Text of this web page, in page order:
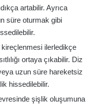
artabilir. Ayrıca
süre oturmak gibi
kireçlenmesi ilerledikçe
ortaya çıkabilir. Diz
uzun süre hareketsiz
hissedilebilir.
şişlik oluşumuna